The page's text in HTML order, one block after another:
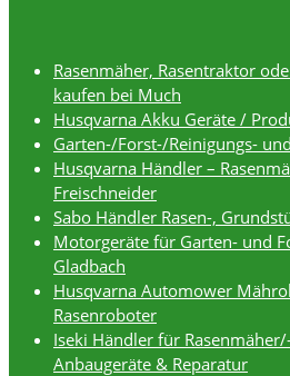
Rasenmäher, Rasentraktor
kaufen bei Much
Husqvarna Akku Geräte /
Garten-/Forst-/Reinigungs-
Husqvarna Händler –
Freischneider
Sabo Händler Rasen-,
Motorgeräte für Garten- und
Gladbach
Husqvarna Automower
Rasenroboter
Iseki Händler für
Anbaugeräte & Reparatur